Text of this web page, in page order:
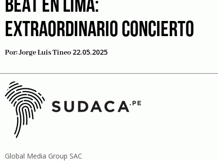
BEAT EN LIMA:
EXTRAORDINARIO CONCIERTO
Por:Jorge Luis Tineo 22.05.2025
Global Media Group SAC